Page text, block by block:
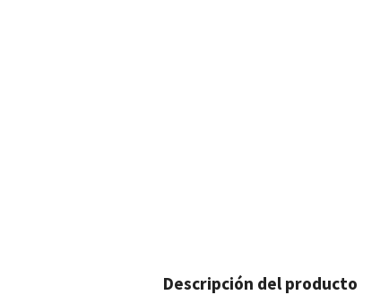
Descripción del producto